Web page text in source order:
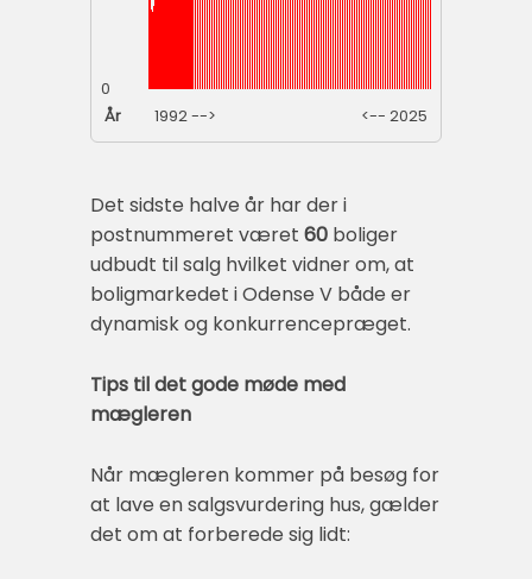
0
År
1992 --> <-- 2025
Det sidste halve år har der i
postnummeret været 60 boliger
udbudt til salg hvilket vidner om, at
boligmarkedet i Odense V både er
dynamisk og konkurrencepræget.
Tips til det gode møde med
mægleren
Når mægleren kommer på besøg for
at lave en salgsvurdering hus, gælder
det om at forberede sig lidt: